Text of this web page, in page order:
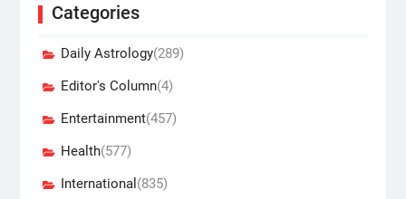
Categories
Daily Astrology(289)
Editor's Column(4)
Entertainment(457)
Health(577)
International (835)